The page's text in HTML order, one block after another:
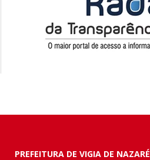
PREFEITURA DE VIGIA DE NAZARÉ